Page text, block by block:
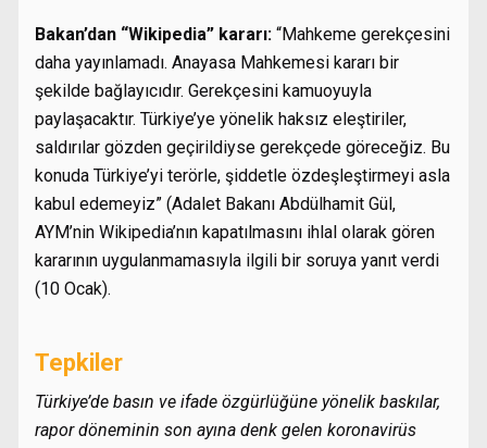
Bakan’dan “Wikipedia” kararı: “Mahkeme gerekçesini
daha yayınlamadı. Anayasa Mahkemesi kararı bir
şekilde bağlayıcıdır. Gerekçesini kamuoyuyla
paylaşacaktır. Türkiye’ye yönelik haksız eleştiriler,
saldırılar gözden geçirildiyse gerekçede göreceğiz. Bu
konuda Türkiye’yi terörle, şiddetle özdeşleştirmeyi asla
kabul edemeyiz” (Adalet Bakanı Abdülhamit Gül,
AYM’nin Wikipedia’nın kapatılmasını ihlal olarak gören
kararının uygulanmamasıyla ilgili bir soruya yanıt verdi
(10 Ocak).
Tepkiler
Türkiye’de basın ve ifade özgürlüğüne yönelik baskılar,
rapor döneminin son ayına denk gelen koronavirüs